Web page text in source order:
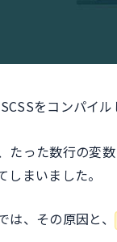
をコンパイ
たった数行の変
しまいました。
は、その原因と、